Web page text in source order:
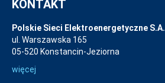
KONTAKT
Polskie Sieci Elektroenergetyczne S.A.
ul. Warszawska 165
05-520 Konstancin-Jeziorna
więcej